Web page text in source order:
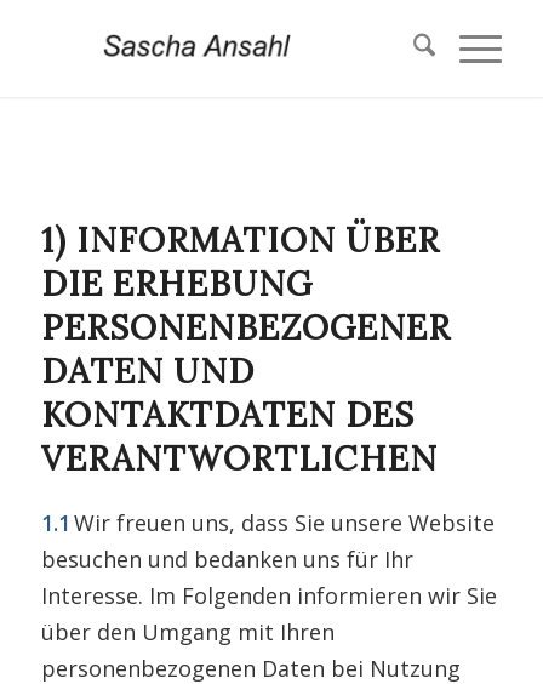
1) INFORMATION ÜBER
DIE ERHEBUNG
PERSONENBEZOGENER
DATEN UND
KONTAKTDATEN DES
VERANTWORTLICHEN
1.1 Wir freuen uns, dass Sie unsere Website
besuchen und bedanken uns für Ihr
Interesse. Im Folgenden informieren wir Sie
über den Umgang mit Ihren
personenbezogenen Daten bei Nutzung